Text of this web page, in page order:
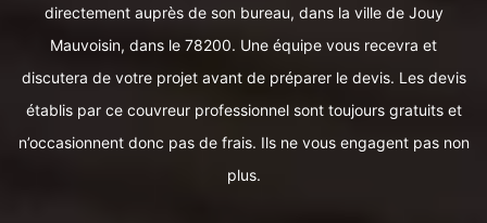
directement auprès de son bureau, dans la ville de Jouy
Mauvoisin, dans le 78200. Une équipe vous recevra et
discutera de votre projet avant de préparer le devis. Les devis
établis par ce couvreur professionnel sont toujours gratuits et
n’occasionnent donc pas de frais. Ils ne vous engagent pas non
plus.